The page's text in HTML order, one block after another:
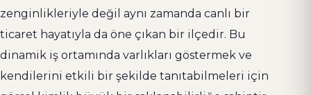
zenginlikleriyle değil aynı zamanda canlı bir
ticaret hayatıyla da öne çıkan bir ilçedir. Bu
dinamik iş ortamında varlıkları göstermek ve
kendilerini etkili bir şekilde tanıtabilmeleri için